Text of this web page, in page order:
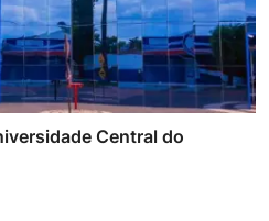
Central do